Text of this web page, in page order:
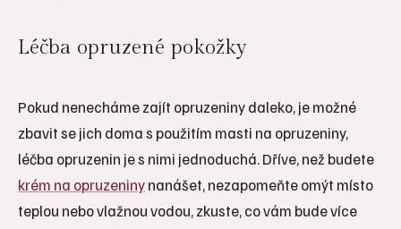
Léčba opruzené pokožky
Pokud nenecháme zajít opruzeniny daleko, je možné
zbavit se jich doma s použitím masti na opruzeniny,
léčba opruzenin je s nimi jednoduchá. Dříve, než budete
krém na opruzeninynanášet, nezapomeňte omýt místo
teplou nebo vlažnou vodou, zkuste, co vám bude více